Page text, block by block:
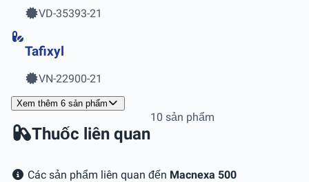
VD-35393-21
Tafixyl
VN-22900-21
Xem thêm 6 sản phẩm
Thuốc liên quan
10 sản phẩm
Các sản phẩm liên quan đến Macnexa 500